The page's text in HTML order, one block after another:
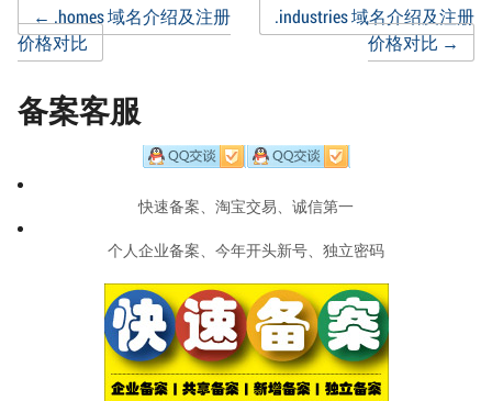
Post
navigation
← .homes 域名介绍及注册
价格对比
.industries 域名介绍及注册
价格对比→
备案客服
快速备案、淘宝交易、诚信第一
个人企业备案、今年开头新号、独立密码